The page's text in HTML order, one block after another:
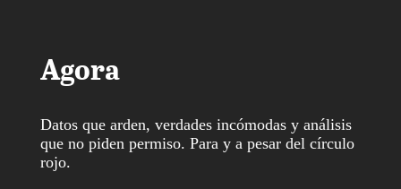
Agora
Datos que arden, verdades incómodas y análisis
que no piden permiso. Para y a pesar del círculo
rojo.